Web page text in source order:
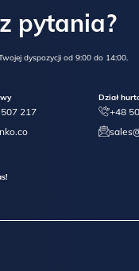
pytania?
dyspozycji od 9:00 do 14:00.
217
Dział
+48